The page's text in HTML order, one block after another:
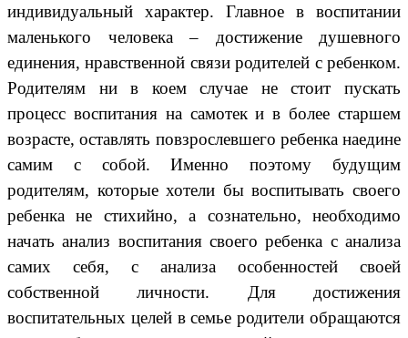
индивидуальный характер. Главное в воспитании
маленького человека – достижение душевного
единения, нравственной связи родителей с ребенком.
Родителям ни в коем случае не стоит пускать
процесс воспитания на самотек и в более старшем
возрасте, оставлять повзрослевшего ребенка наедине
самим с собой. Именно поэтому будущим
родителям, которые хотели бы воспитывать своего
ребенка не стихийно, а сознательно, необходимо
начать анализ воспитания своего ребенка с анализа
самих себя, с анализа особенностей своей
собственной личности. Для достижения
воспитательных целей в семье родители обращаются